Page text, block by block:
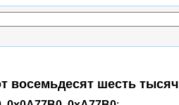
восемьдесят шесть тысяч